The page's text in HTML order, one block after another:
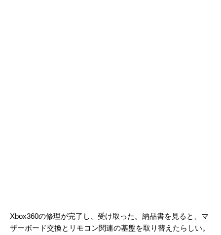
Xbox360の修理が完了し、受け取った。納品書を見ると、マ
ザーボード交換とリモコン関連の基盤を取り替えたらしい。